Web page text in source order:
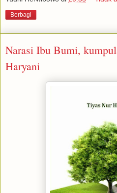
Berbagi
Narasi Ibu Bumi,
Haryani